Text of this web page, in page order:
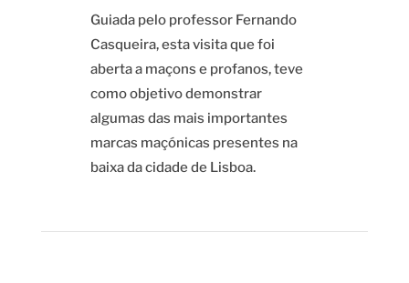
Guiada pelo professor Fernando
Casqueira, esta visita que foi
aberta a maçons e profanos, teve
como objetivo demonstrar
algumas das mais importantes
marcas maçónicas presentes na
baixa da cidade de Lisboa.